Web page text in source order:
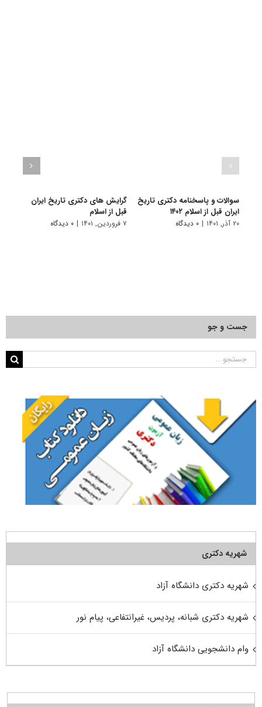
سوالات و پاسخنامه دکتری تاریخ
ایران قبل از اسلام ۱۴۰۲
۲۰ آذر, ۱۴۰۱ | ۰ دیدگاه
گرایش های دکتری ﺗﺎرﻳﺦ اﻳﺮان
ﻗﺒﻞ از اﺳﻼم
۷ فروردین, ۱۴۰۱ | ۰ دیدگاه
جست و جو
جستجو
شهریه دکتری
شهریه دکتری دانشگاه آزاد
شهریه دکتری شبانه، پردیس، غیرانتفاعی، پیام نور
وام دانشجویی دانشگاه آزاد